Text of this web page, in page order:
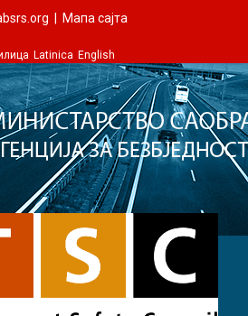
Мапа сајта
Latinica English